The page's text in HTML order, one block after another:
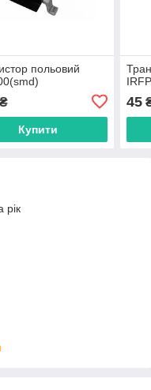
польовий
Купити
45
рік